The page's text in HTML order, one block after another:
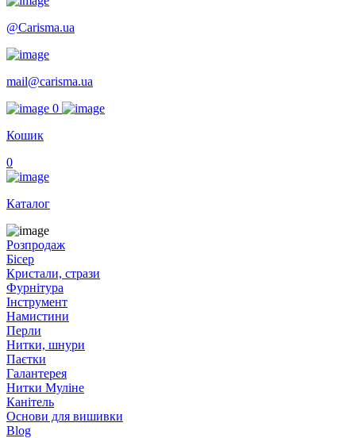
@Carisma.ua
mail@carisma.ua
0
Кошик
0
Каталог
Розпродаж
Бісер
Кристали, стрази
Фурнітура
Інструмент
Намистини
Перли
Нитки, шнури
Паєтки
Галантерея
Нитки Муліне
Канітель
Основи для вишивки
Blog